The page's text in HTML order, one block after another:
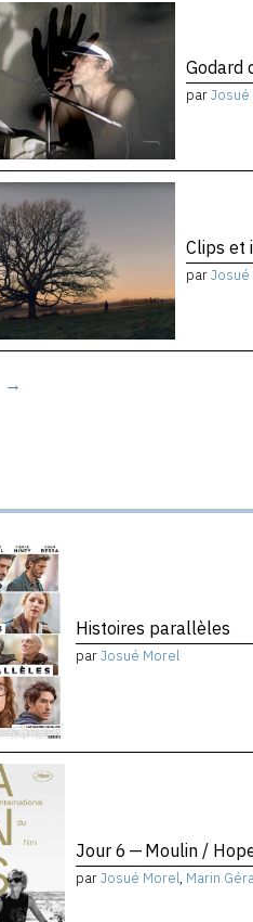
Godard
par
Clips et
par
→
Histoires parallèles
parJosué Morel
Jour 6 — Moulin /
parJosué Morel, Marin